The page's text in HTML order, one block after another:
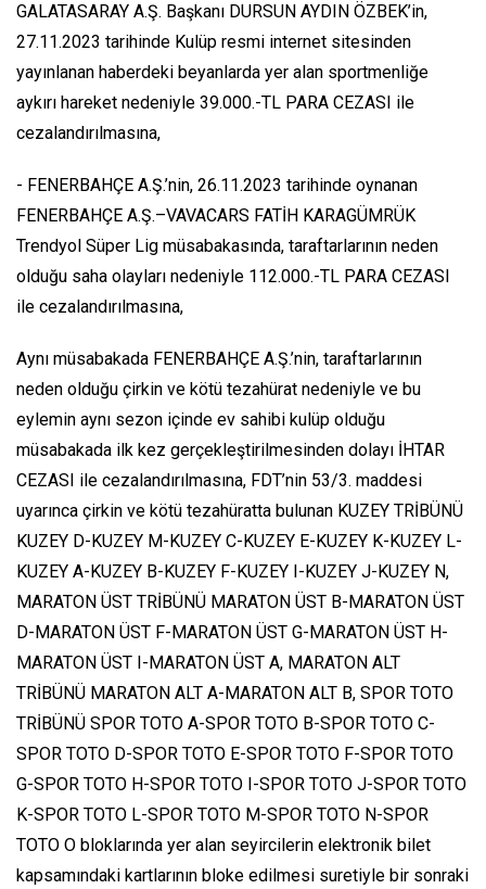
GALATASARAY A.Ş. Başkanı DURSUN AYDIN ÖZBEK’in,
27.11.2023 tarihinde Kulüp resmi internet sitesinden
yayınlanan haberdeki beyanlarda yer alan sportmenliğe
aykırı hareket nedeniyle 39.000.-TL PARA CEZASI ile
cezalandırılmasına,
- FENERBAHÇE A.Ş.’nin, 26.11.2023 tarihinde oynanan
FENERBAHÇE A.Ş.–VAVACARS FATİH KARAGÜMRÜK
Trendyol Süper Lig müsabakasında, taraftarlarının neden
olduğu saha olayları nedeniyle 112.000.-TL PARA CEZASI
ile cezalandırılmasına,
Aynı müsabakada FENERBAHÇE A.Ş.’nin, taraftarlarının
neden olduğu çirkin ve kötü tezahürat nedeniyle ve bu
eylemin aynı sezon içinde ev sahibi kulüp olduğu
müsabakada ilk kez gerçekleştirilmesinden dolayı İHTAR
CEZASI ile cezalandırılmasına, FDT’nin 53/3. maddesi
uyarınca çirkin ve kötü tezahüratta bulunan KUZEY TRİBÜNÜ
KUZEY D-KUZEY M-KUZEY C-KUZEY E-KUZEY K-KUZEY L-
KUZEY A-KUZEY B-KUZEY F-KUZEY I-KUZEY J-KUZEY N,
MARATON ÜST TRİBÜNÜ MARATON ÜST B-MARATON ÜST
D-MARATON ÜST F-MARATON ÜST G-MARATON ÜST H-
MARATON ÜST I-MARATON ÜST A, MARATON ALT
TRİBÜNÜ MARATON ALT A-MARATON ALT B, SPOR TOTO
TRİBÜNÜ SPOR TOTO A-SPOR TOTO B-SPOR TOTO C-
SPOR TOTO D-SPOR TOTO E-SPOR TOTO F-SPOR TOTO
G-SPOR TOTO H-SPOR TOTO I-SPOR TOTO J-SPOR TOTO
K-SPOR TOTO L-SPOR TOTO M-SPOR TOTO N-SPOR
TOTO O bloklarında yer alan seyircilerin elektronik bilet
kapsamındaki kartlarının bloke edilmesi suretiyle bir sonraki